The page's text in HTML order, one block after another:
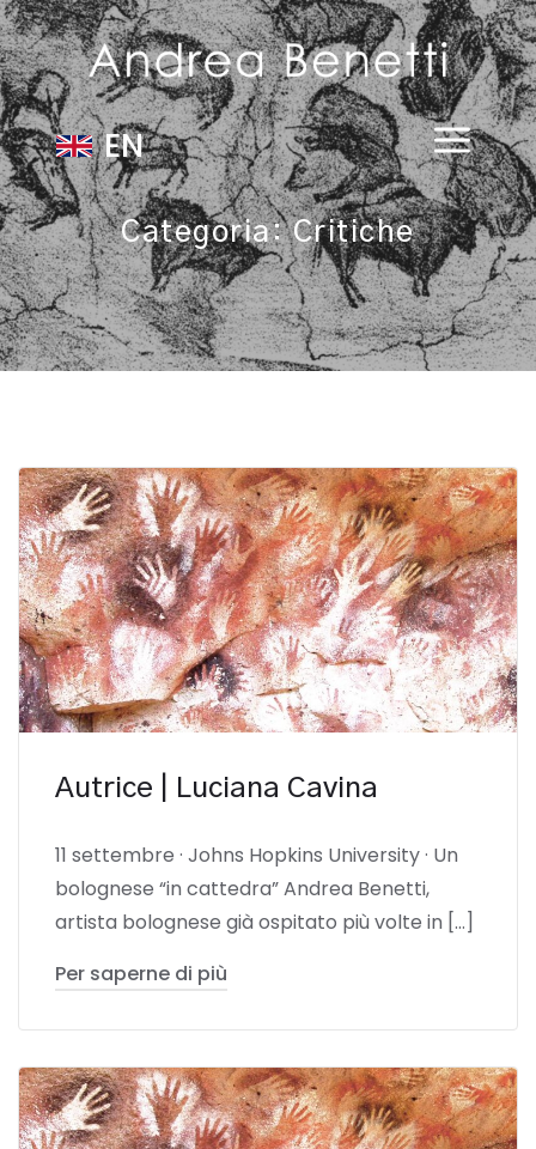
EN
Categoria:Critiche
Autrice | Luciana Cavina
11 settembre · Johns Hopkins University · Un
bolognese “in cattedra” Andrea Benetti,
artista bolognese già ospitato più volte in […]
Per saperne di più